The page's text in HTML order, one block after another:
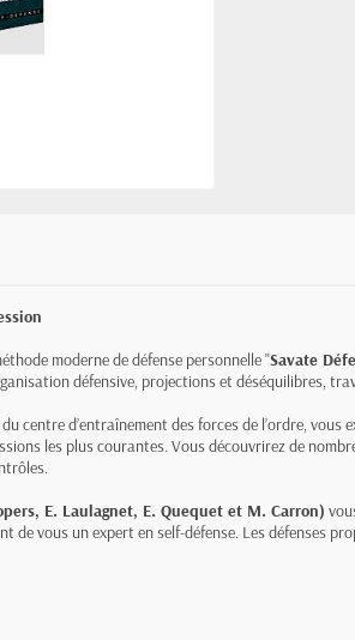
moderne de défense personnelle "Savate
défensive, projections et déséquilibres,
centre d’entraînement des forces de l’ordre, vous
les plus courantes. Vous découvrirez de
E. Laulagnet, E. Quequet et M. Carron)
de vous un expert en self-défense. Les défenses